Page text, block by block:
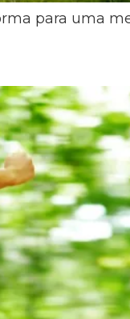
para uma